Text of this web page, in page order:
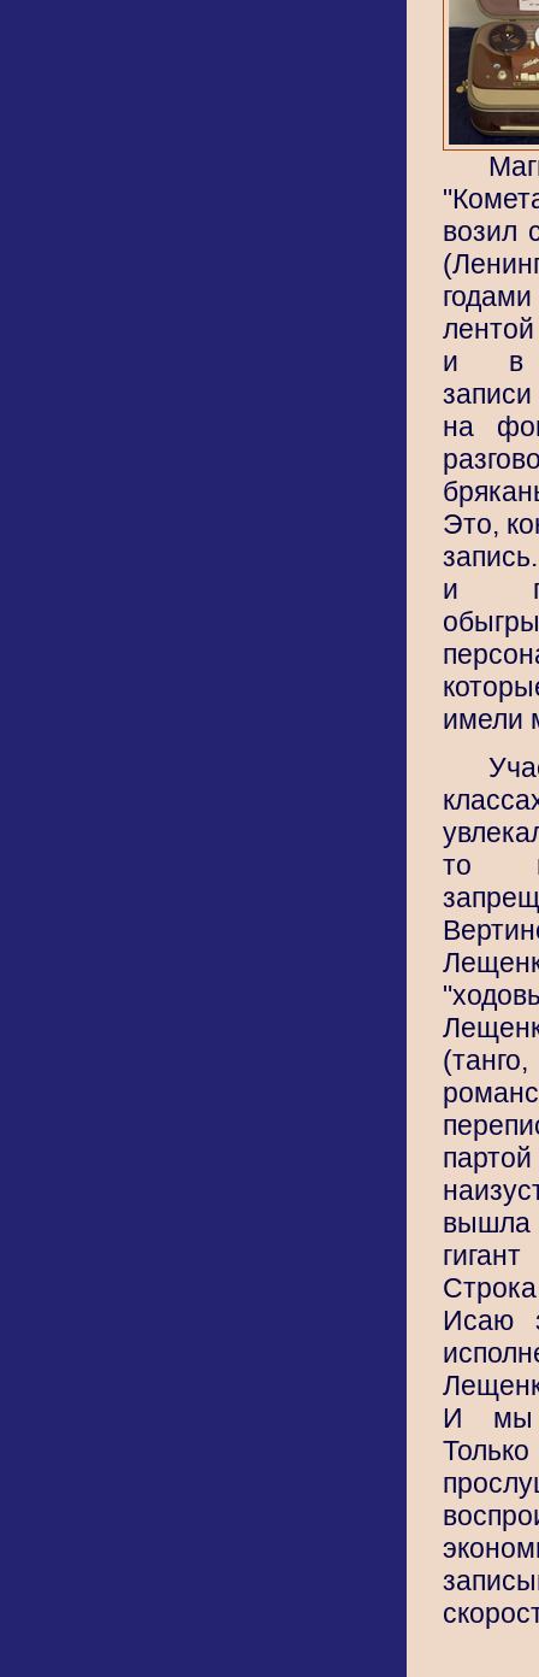
возил
и в
на
Это,
и
имели
то
Исаю
И мы